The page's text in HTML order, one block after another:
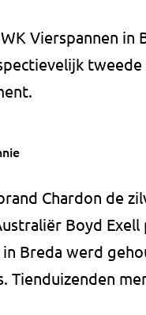
Vierspannen in
Chardon de
Boyd
Breda werd
Tienduizenden